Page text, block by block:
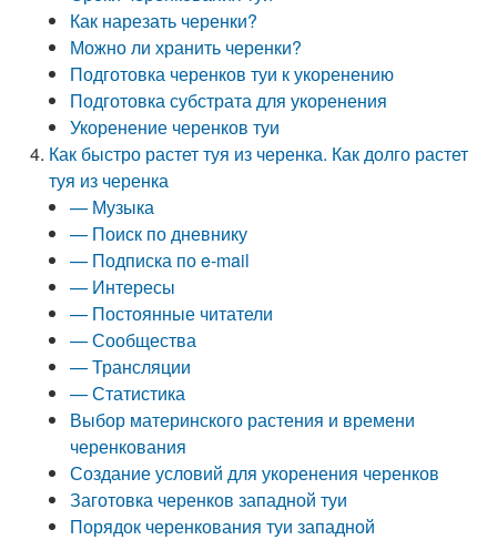
Как нарезать черенки?
Можно ли хранить черенки?
Подготовка черенков туи к укоренению
Подготовка субстрата для укоренения
Укоренение черенков туи
Как быстро растет туя из черенка. Как долго растет
туя из черенка
— Музыка
— Поиск по дневнику
— Подписка по e-mail
— Интересы
— Постоянные читатели
— Сообщества
— Трансляции
— Статистика
Выбор материнского растения и времени
черенкования
Создание условий для укоренения черенков
Заготовка черенков западной туи
Порядок черенкования туи западной